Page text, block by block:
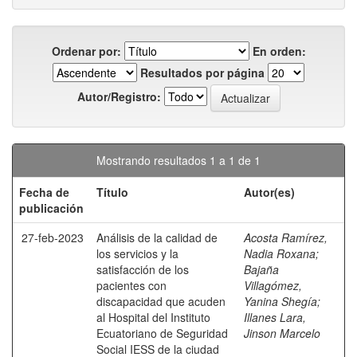
Ordenar por:
En orden:
Resultados por página
Autor/Registro:
Mostrando resultados 1 a 1 de 1
Fecha de
publicación
Título Autor(es)
27-feb-2023
Análisis de la calidad de
los servicios y la
satisfacción de los
pacientes con
discapacidad que acuden
al Hospital del Instituto
Ecuatoriano de Seguridad
Social IESS de la ciudad
Acosta Ramírez,
Nadia Roxana;
Bajaña
Villagómez,
Yanina Shegía;
Illanes Lara,
Jinson Marcelo